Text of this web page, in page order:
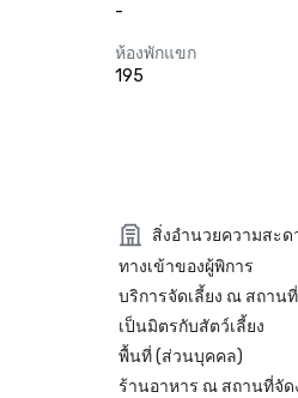
-
ห้องพักแขก
195
สิ่งอำนวยความสะด
ทางเข้าของผู้พิการ
บริการจัดเลี้ยง ณ สถาน
เป็นมิตรกับสัตว์เลี้ยง
พื้นที่ (ส่วนบุคคล)
ร้านอาหาร ณ สถานที่จัด